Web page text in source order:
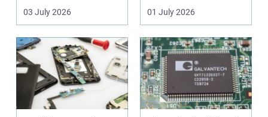
en stabil intern...
03 July 2026
hjem og erhvervs...
01 July 2026